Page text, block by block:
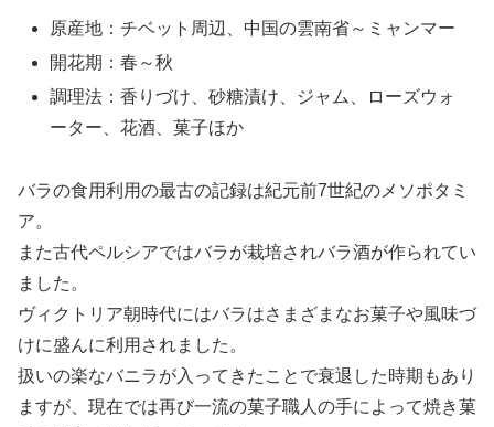
原産地：チベット周辺、中国の雲南省～ミャンマー
開花期：春～秋
調理法：香りづけ、砂糖漬け、ジャム、ローズウォ
ーター、花酒、菓子ほか
バラの食用利用の最古の記録は紀元前7世紀のメソポタミ
ア。
また古代ペルシアではバラが栽培されバラ酒が作られてい
ました。
ヴィクトリア朝時代にはバラはさまざまなお菓子や風味づ
けに盛んに利用されました。
扱いの楽なバニラが入ってきたことで衰退した時期もあり
ますが、現在では再び一流の菓子職人の手によって焼き菓